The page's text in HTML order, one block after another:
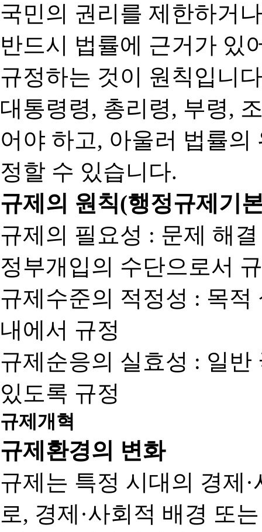
국민의 권리를 제한하거
반드시 법률에 근거가 있
규정하는 것이 원칙입니
대통령령, 총리령, 부령,
어야 하고, 아울러 법률
정할 수 있습니다.
규제의 원칙(행정규제기
규제의 필요성 : 문제 해
정부개입의 수단으로서
규제수준의 적정성 : 목
내에서 규정
규제순응의 실효성 : 일
있도록 규정
규제개혁
규제환경의 변화
규제는 특정 시대의 경제
로, 경제·사회적 배경 또